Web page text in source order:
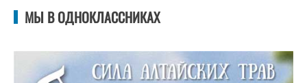
МЫ В ОДНОКЛАССНИКАХ